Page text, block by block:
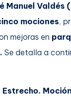
Manuel Valdés
mociones,
mejoras en
Se detalla a